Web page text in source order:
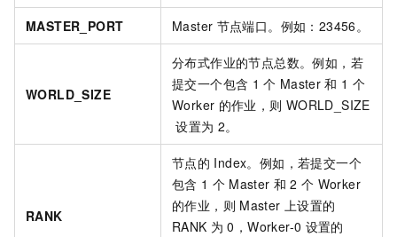
MASTER_PORT Master 节点端口。例如：23456。
WORLD_SIZE
分布式作业的节点总数。例如，若
提交一个包含 1 个 Master 和 1 个
Worker 的作业，则 WORLD_SIZE
设置为 2。
RANK
节点的 Index。例如，若提交一个
包含 1 个 Master 和 2 个 Worker
的作业，则 Master 上设置的
RANK 为 0，Worker-0 设置的